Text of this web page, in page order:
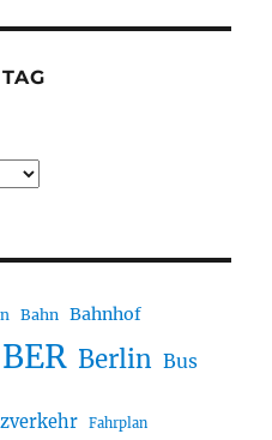
Bahn Bahnhof
BER Berlin Bus
Fahrplan